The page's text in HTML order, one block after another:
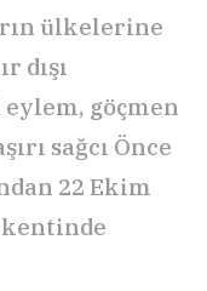
ülkelerine
dışı
göçmen
sağcı Önce
22 Ekim
kentinde